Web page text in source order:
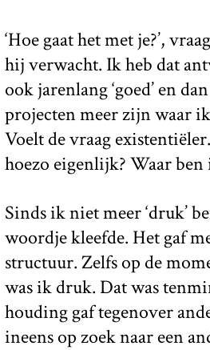
‘Hoe gaat het met je?’,
hij verwacht. Ik heb dat
ook jarenlang ‘goed’ en
projecten meer zijn waar
Voelt de vraag
hoezo eigenlijk? Waar ben
Sinds ik niet meer ‘druk’
woordje kleefde. Het gaf
structuur. Zelfs op de
was ik druk. Dat was
houding gaf tegenover
ineens op zoek naar een